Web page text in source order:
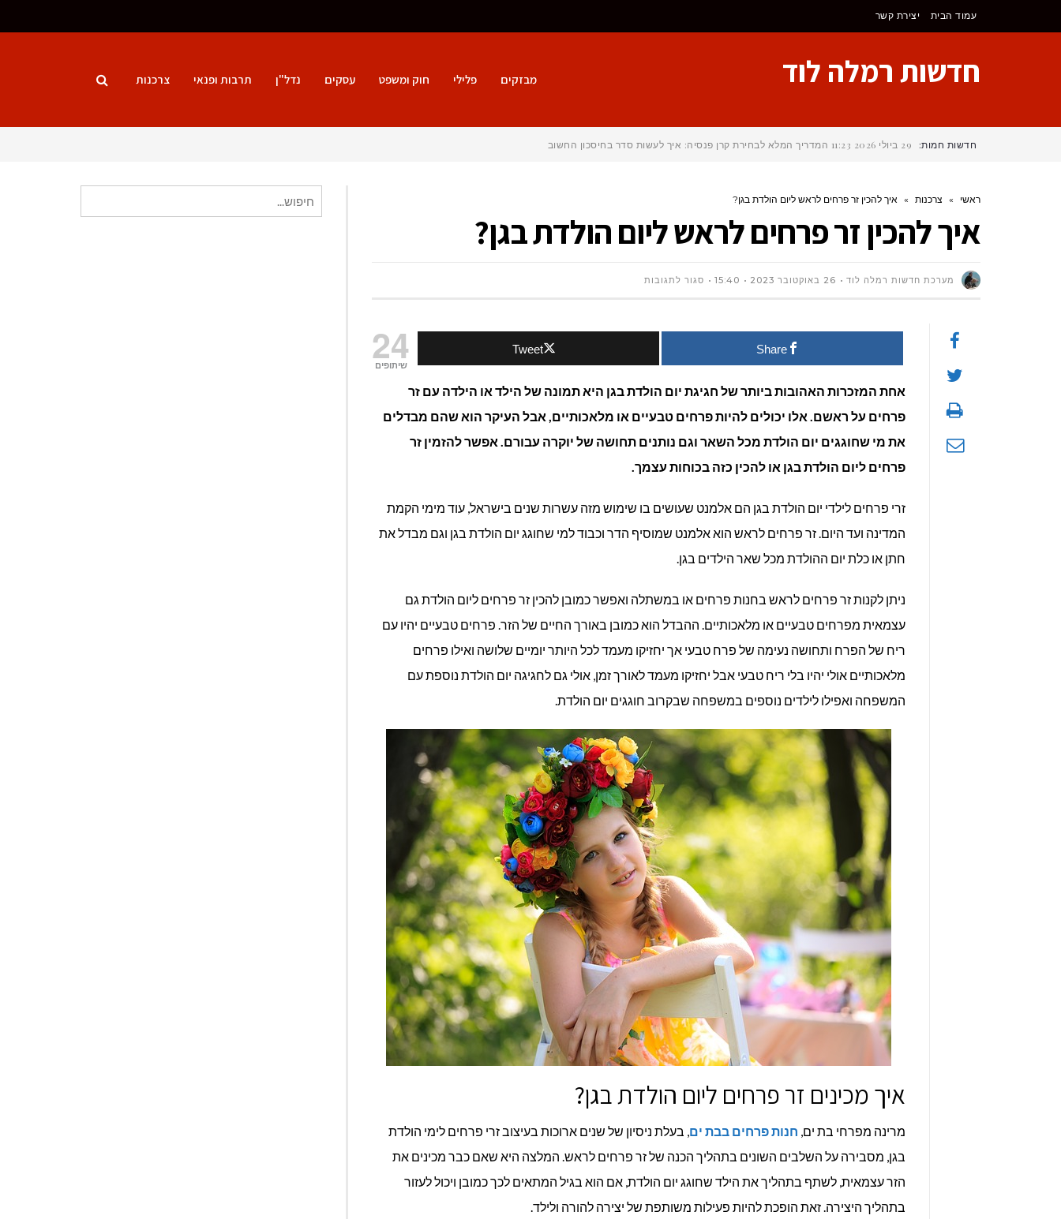
עמוד הבית יצירת קשר
חדשות רמלה לוד מבזקים פלילי חוק ומשפט עסקים נדל"ן תרבות ופנאי צרכנות
חדשות חמות: 29 ביולי 2026 11:23 המדריך המלא לבחירת קרן פנסיה: איך לעשות סדר בחיסכון החשוב ביותר שלך
ראשי » צרכנות » איך להכין זר פרחים לראש ליום הולדת בגן?
איך להכין זר פרחים לראש ליום הולדת בגן?
מערכת חדשות רמלה לוד 26 באוקטובר 2023 15:40 סגור לתגובותעל
זר
פרחים
24
שיתופים
Share
Tweet
אחת המזכרות האהובות ביותר של חגיגת יום הולדת בגן היא תמונה של הילד או הילדה עם זר
פרחים על ראשם. אלו יכולים להיות פרחים טבעיים או מלאכותיים, אבל העיקר הוא שהם מבדלים
את מי שחוגגים יום הולדת מכל השאר וגם נותנים תחושה של יוקרה עבורם. אפשר להזמין זר
פרחים ליום הולדת בגן או להכין כזה בכוחות עצמך.
זרי פרחים לילדי יום הולדת בגן הם אלמנט שעושים בו שימוש מזה עשרות שנים בישראל, עוד מימי הקמת
המדינה ועד היום. זר פרחים לראש הוא אלמנט שמוסיף הדר וכבוד למי שחוגג יום הולדת בגן וגם מבדל את
חתן או כלת יום ההולדת מכל שאר הילדים בגן.
ניתן לקנות זר פרחים לראש בחנות פרחים או במשתלה ואפשר כמובן להכין זר פרחים ליום הולדת גם
עצמאית מפרחים טבעיים או מלאכותיים. ההבדל הוא כמובן באורך החיים של הזר. פרחים טבעיים יהיו עם
ריח של הפרח ותחושה נעימה של פרח טבעי אך יחזיקו מעמד לכל היותר יומיים שלושה ואילו פרחים
מלאכותיים אולי יהיו בלי ריח טבעי אבל יחזיקו מעמד לאורך זמן, אולי גם לחגיגה יום הולדת נוספת עם
המשפחה ואפילו לילדים נוספים במשפחה שבקרוב חוגגים יום הולדת.
איך מכינים זר פרחים ליום הולדת בגן?
מרינה מפרחי בת ים, חנות פרחים בבת ים, בעלת ניסיון של שנים ארוכות בעיצוב זרי פרחים לימי הולדת
בגן, מסבירה על השלבים השונים בתהליך הכנה של זר פרחים לראש. המלצה היא שאם כבר מכינים את
הזר עצמאית, לשתף בתהליך את הילד שחוגג יום הולדת, אם הוא בגיל המתאים לכך כמובן ויכול לעזור
בתהליך היצירה. זאת הופכת להיות פעילות משותפת של יצירה להורה ולילד.
עבור: